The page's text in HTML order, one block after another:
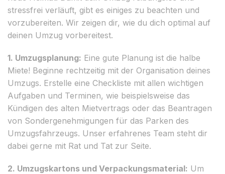
stressfrei verläuft, gibt es einiges zu beachten und
vorzubereiten. Wir zeigen dir, wie du dich optimal auf
deinen Umzug vorbereitest.
1. Umzugsplanung: Eine gute Planung ist die halbe
Miete! Beginne rechtzeitig mit der Organisation deines
Umzugs. Erstelle eine Checkliste mit allen wichtigen
Aufgaben und Terminen, wie beispielsweise das
Kündigen des alten Mietvertrags oder das Beantragen
von Sondergenehmigungen für das Parken des
Umzugsfahrzeugs. Unser erfahrenes Team steht dir
dabei gerne mit Rat und Tat zur Seite.
2. Umzugskartons und Verpackungsmaterial: Um